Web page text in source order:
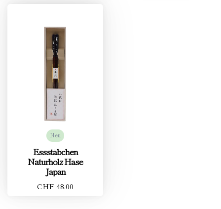
Neu
Essstäbchen
Naturholz Hase
Japan
CHF 48.00